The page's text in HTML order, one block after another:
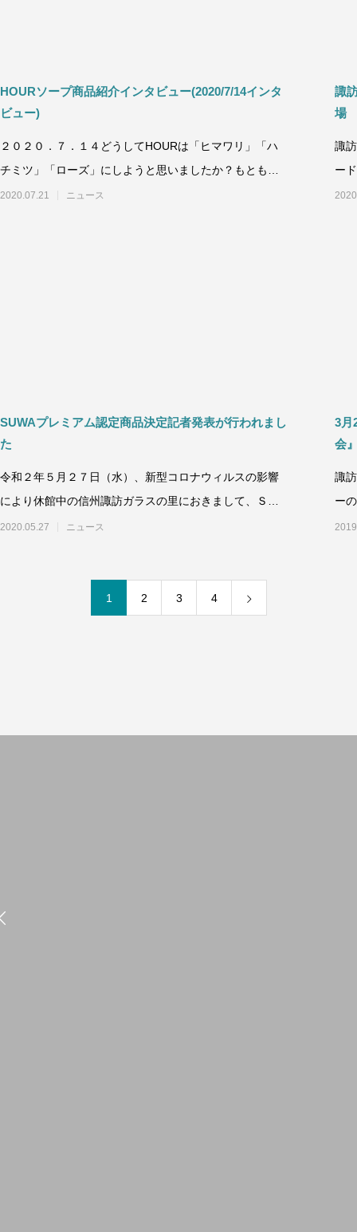
HOURソープ商品紹介インタビュー(2020/7/14インタ
ビュー)
２０２０．７．１４どうしてHOURは「ヒマワリ」「ハ
チミツ」「ローズ」にしようと思いましたか？もともと
この3種類にしようと決めていたわ
2020.07.21 ニュース
諏
場
諏
ー
月
SUWAプレミアム認定商品決定記者発表が行われまし
た
令和２年５月２７日（水）、新型コロナウィルスの影響
により休館中の信州諏訪ガラスの里におきまして、ＳＵ
ＷＡプレミアム認定商品の記者発表が行われ
2020.05.27 ニュース
3月
会
諏
ー
サ
1 2 3 4